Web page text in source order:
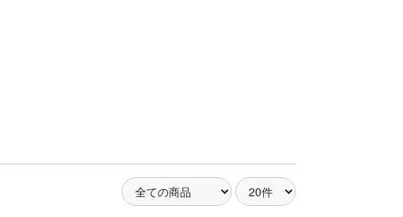
MSI共同開発のPROJECT
ZERO 背面コネクタマザー
ボードと2.8型液晶簡易水冷